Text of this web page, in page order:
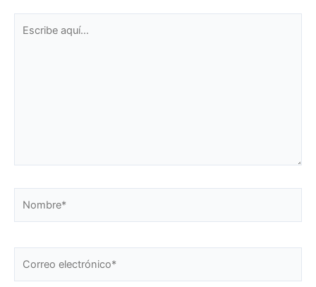
aquí...
electrónico*